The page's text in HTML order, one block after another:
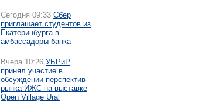
Сегодня 09:33 Сбер
приглашает студентов из
Екатеринбурга в
амбассадоры банка
Вчера 10:26 УБРиР
принял участие в
обсуждении перспектив
рынка ИЖС на выставке
Open Village Ural